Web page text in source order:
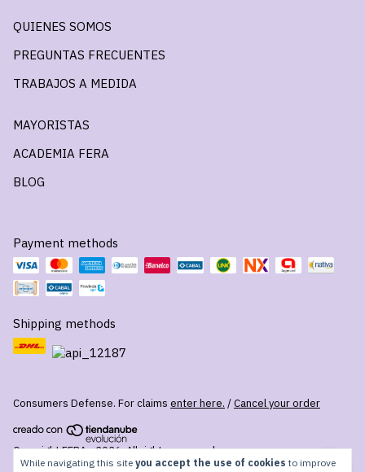
While navigating this site you accept the use of cookies to improve
QUIENES SOMOS
PREGUNTAS FRECUENTES
TRABAJOS A MEDIDA
MAYORISTAS
ACADEMIA FERA
BLOG
Payment methods
Shipping methods
Consumers Defense. For claims enter here. /Cancel your order
Copyright FERA - 2026. All rights reserved.